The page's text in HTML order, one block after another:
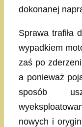
dokonanej
Sprawa trafiła
wypadkiem
zaś po
a ponieważ
sposób
nowych i